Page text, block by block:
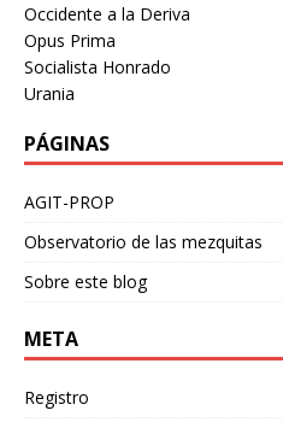
Occidente a la Deriva
Opus Prima
Socialista Honrado
Urania
PÁGINAS
AGIT-PROP
Observatorio de las mezquitas
Sobre este blog
META
Registro